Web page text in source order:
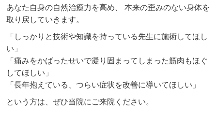
あなた自身の自然治癒力を高め、 本来の歪みのない身体を
取り戻していきます。
「しっかりと技術や知識を持っている先生に施術してほし
い」
「痛みをかばったせいで凝り固まってしまった筋肉もほぐ
してほしい」
「長年抱えている、つらい症状を改善に導いてほしい」
という方は、ぜひ当院にご来院ください。